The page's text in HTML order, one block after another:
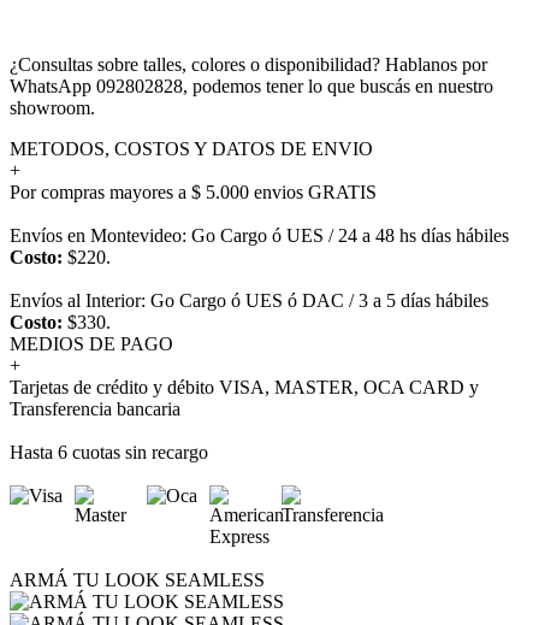
¿Consultas sobre talles, colores o disponibilidad? Hablanos por
WhatsApp 092802828, podemos tener lo que buscás en nuestro
showroom.
METODOS, COSTOS Y DATOS DE ENVIO
+
Por compras mayores a $ 5.000 envios GRATIS
Envíos en Montevideo: Go Cargo ó UES / 24 a 48 hs días hábiles
Costo: $220.
Envíos al Interior: Go Cargo ó UES ó DAC / 3 a 5 días hábiles
Costo: $330.
MEDIOS DE PAGO
+
Tarjetas de crédito y débito VISA, MASTER, OCA CARD y
Transferencia bancaria
Hasta 6 cuotas sin recargo
ARMÁ TU LOOK SEAMLESS